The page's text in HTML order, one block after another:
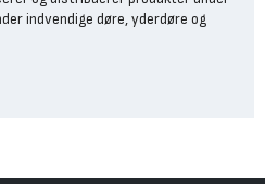
indvendige døre, yderdøre og